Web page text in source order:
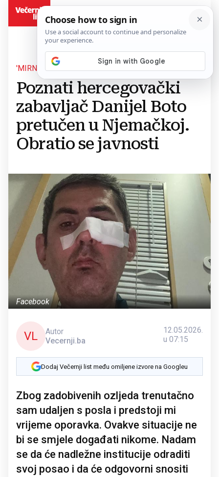
'MIRNO SAM SJEDIO...'
Poznati hercegovački
zabavljač Danijel Boto
pretučen u Njemačkoj.
Obratio se javnosti
Facebook
VL
Autor
Vecernji.ba
12.05.2026.
u 07:15
Dodaj Večernji list među omiljene izvore na Googleu
Zbog zadobivenih ozljeda trenutačno
sam udaljen s posla i predstoji mi
vrijeme oporavka. Ovakve situacije ne
bi se smjele događati nikome. Nadam
se da će nadležne institucije odraditi
svoj posao i da će odgovorni snositi